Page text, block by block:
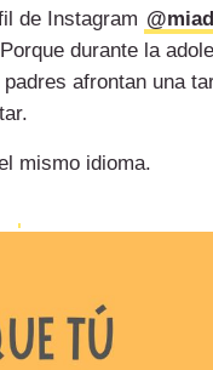
de Instagram
durante la
afrontan una
mismo idioma.